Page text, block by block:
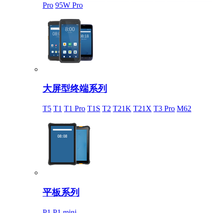
Pro 95W Pro
大屏型终端系列
T5 T1 T1 Pro T1S T2 T21K T21X T3 Pro M62
平板系列